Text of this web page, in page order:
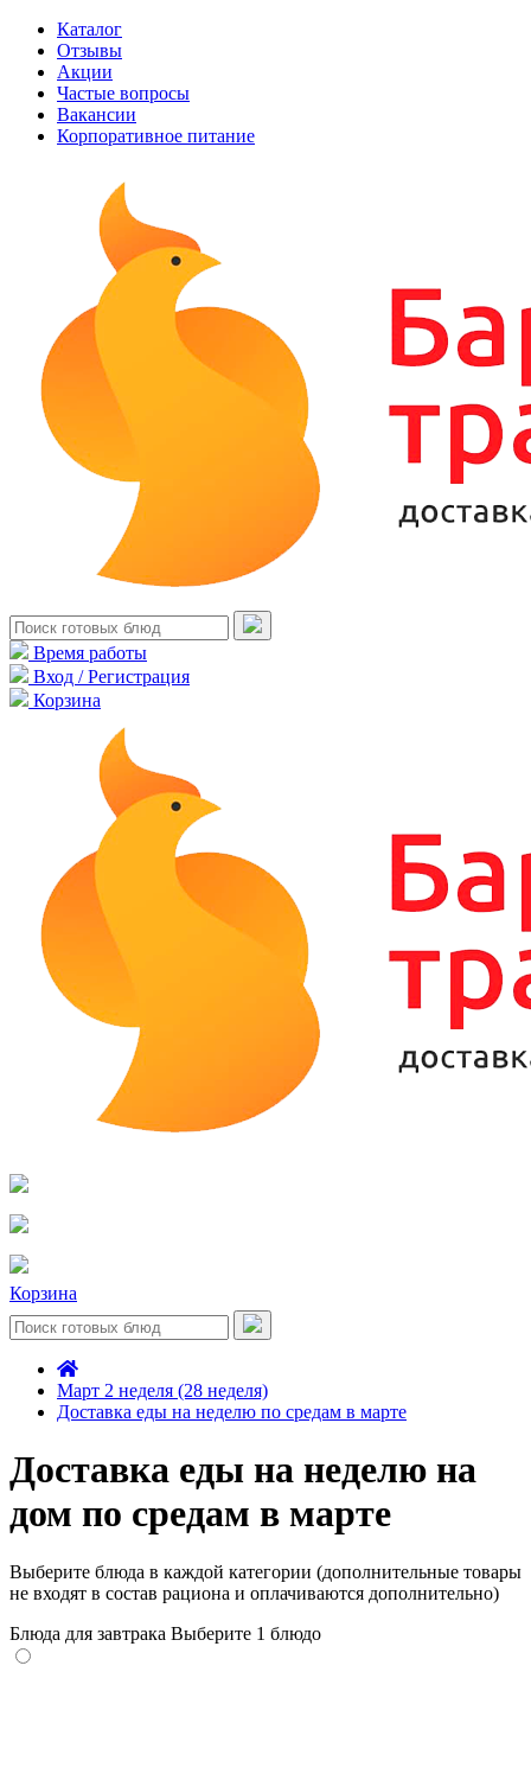
Каталог
Отзывы
Акции
Частые вопросы
Вакансии
Корпоративное питание
Время работы
Вход / Регистрация
Корзина
Корзина
Март 2 неделя (28 неделя)
Доставка еды на неделю по средам в марте
Доставка еды на неделю на
дом по средам в марте
Выберите блюда в каждой категории (дополнительные товары
не входят в состав рациона и оплачиваются дополнительно)
Блюда для завтрака Выберите 1 блюдо